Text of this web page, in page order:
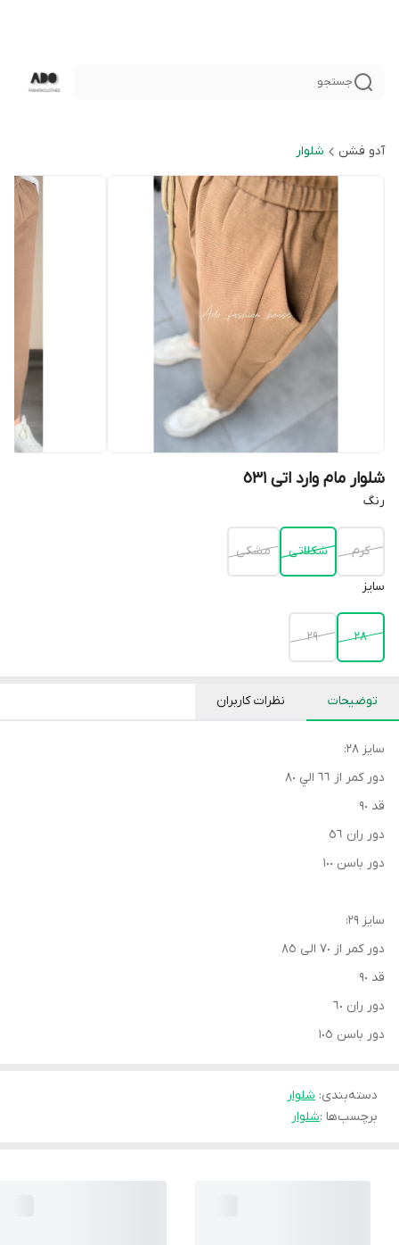
جستجو
آدو فشن شلوار
شلوار مام وارد اتی ٥٣١
رنگ
كرم شكلاتى مشكى
سايز
٢٨ ٢٩
توضیحات نظرات کاربران
سايز ٢٨:
دور كمر از ٦٦ الي ٨٠
قد ٩٠
دور ران ٥٦
دور باسن ١٠٠
سايز ٢٩:
دور كمر از ٧٠ الى ٨٥
قد ٩٠
دور ران ٦٠
دور باسن ١٠٥
دسته‌بندی: شلوار
برچسب‌ها :شلوار